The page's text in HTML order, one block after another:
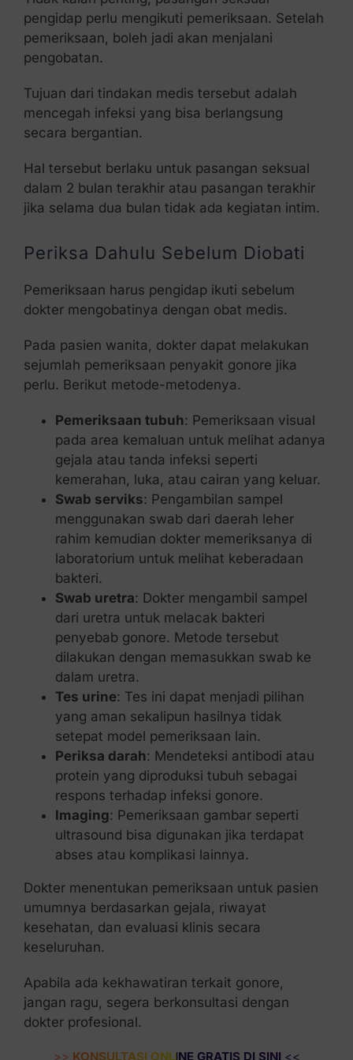
pengidap perlu mengikuti pemeriksaan. Setelah
pemeriksaan, boleh jadi akan menjalani
pengobatan.
Tujuan dari tindakan medis tersebut adalah
mencegah infeksi yang bisa berlangsung
secara bergantian.
Hal tersebut berlaku untuk pasangan seksual
dalam 2 bulan terakhir atau pasangan terakhir
jika selama dua bulan tidak ada kegiatan intim.
Periksa Dahulu Sebelum Diobati
Pemeriksaan harus pengidap ikuti sebelum
dokter mengobatinya dengan obat medis.
Pada pasien wanita, dokter dapat melakukan
sejumlah pemeriksaan penyakit gonore jika
perlu. Berikut metode-metodenya.
Pemeriksaan tubuh: Pemeriksaan visual
pada area kemaluan untuk melihat adanya
gejala atau tanda infeksi seperti
kemerahan, luka, atau cairan yang keluar.
Swab serviks: Pengambilan sampel
menggunakan swab dari daerah leher
rahim kemudian dokter memeriksanya di
laboratorium untuk melihat keberadaan
bakteri.
Swab uretra: Dokter mengambil sampel
dari uretra untuk melacak bakteri
penyebab gonore. Metode tersebut
dilakukan dengan memasukkan swab ke
dalam uretra.
Tes urine: Tes ini dapat menjadi pilihan
yang aman sekalipun hasilnya tidak
setepat model pemeriksaan lain.
Periksa darah: Mendeteksi antibodi atau
protein yang diproduksi tubuh sebagai
respons terhadap infeksi gonore.
Imaging: Pemeriksaan gambar seperti
ultrasound bisa digunakan jika terdapat
abses atau komplikasi lainnya.
Dokter menentukan pemeriksaan untuk pasien
umumnya berdasarkan gejala, riwayat
kesehatan, dan evaluasi klinis secara
keseluruhan.
Apabila ada kekhawatiran terkait gonore,
jangan ragu, segera berkonsultasi dengan
dokter profesional.
>> KONSULTASI ONLINE GRATIS DI SINI <<